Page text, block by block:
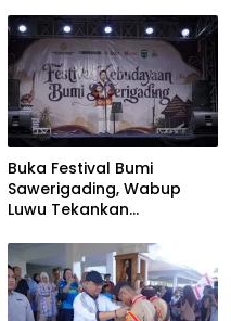
Buka Festival Bumi
Sawerigading, Wabup
Luwu Tekankan